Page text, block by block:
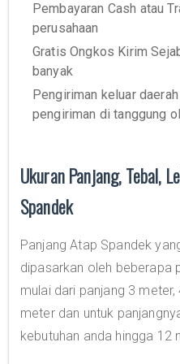
Pembayaran Cash atau
perusahaan
Gratis Ongkos Kirim
banyak
Pengiriman keluar
pengiriman di tanggung
Ukuran Panjang, Tebal,
Spandek
Panjang Atap Spandek
dipasarkan oleh beberapa
mulai dari panjang 3
meter dan untuk
kebutuhan anda hingga 12